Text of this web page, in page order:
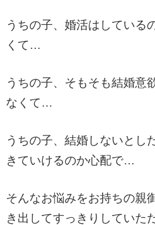
うちの子、婚活はしている
くて…
うちの子、そもそも結婚意
なくて…
うちの子、結婚しないとし
きていけるのか心配で…
そんなお悩みをお持ちの親
き出してすっきりしていた